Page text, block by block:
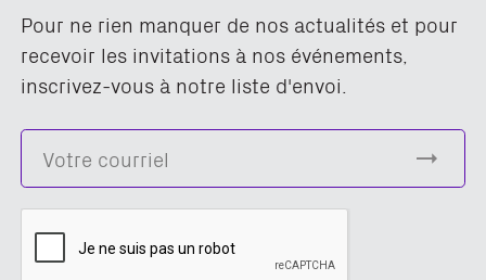
Pour ne rien manquer de nos actualités et pour
recevoir les invitations à nos événements,
inscrivez-vous à notre liste d'envoi.